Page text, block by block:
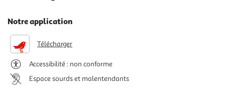
Notre application
Télécharger
Accessibilité : non conforme
Espace sourds et malentendants